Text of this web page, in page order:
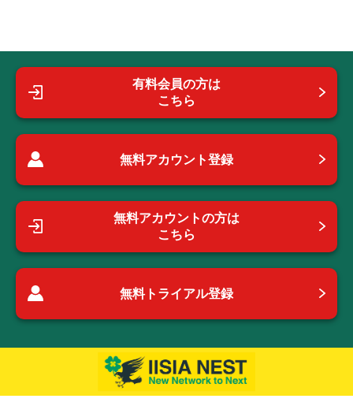
有料会員の方は
こちら
無料アカウント登録
無料アカウントの方は
こちら
無料トライアル登録